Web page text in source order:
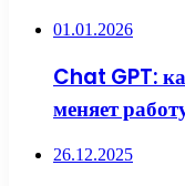
01.01.2026
Chat GPT:
меняет
26.12.2025